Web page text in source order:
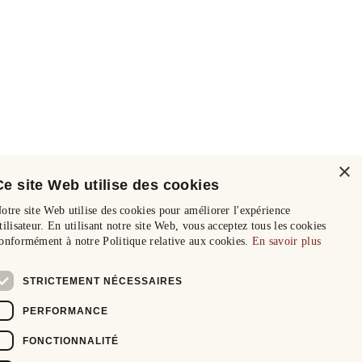
×
site Web utilise des cookies
site Web utilise des cookies pour améliorer l'expérience
En utilisant notre site Web, vous acceptez tous les cookies
à notre Politique relative aux cookies. En savoir plus
STRICTEMENT NÉCESSAIRES
PERFORMANCE
FONCTIONNALITÉ